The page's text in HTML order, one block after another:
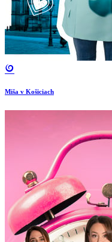
Miša v Košiciach